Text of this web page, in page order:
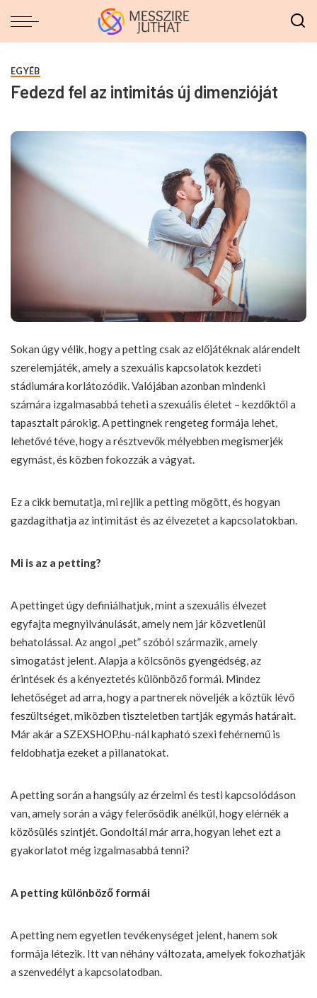
EGYÉB
Fedezd fel az intimitás új dimenzióját
Sokan úgy vélik, hogy a petting csak az előjátéknak alárendelt
szerelemjáték, amely a szexuális kapcsolatok kezdeti
stádiumára korlátozódik. Valójában azonban mindenki
számára izgalmasabbá teheti a szexuális életet – kezdőktől a
tapasztalt párokig. A pettingnek rengeteg formája lehet,
lehetővé téve, hogy a résztvevők mélyebben megismerjék
egymást, és közben fokozzák a vágyat.
Ez a cikk bemutatja, mi rejlik a petting mögött, és hogyan
gazdagíthatja az intimitást és az élvezetet a kapcsolatokban.
Mi is az a petting?
A pettinget úgy definiálhatjuk, mint a szexuális élvezet
egyfajta megnyilvánulását, amely nem jár közvetlenül
behatolással. Az angol „pet” szóból származik, amely
simogatást jelent. Alapja a kölcsönös gyengédség, az
érintések és a kényeztetés különböző formái. Mindez
lehetőséget ad arra, hogy a partnerek növeljék a köztük lévő
feszültséget, miközben tiszteletben tartják egymás határait.
Már akár a SZEXSHOP.hu-nál kapható szexi fehérnemű is
feldobhatja ezeket a pillanatokat.
A petting során a hangsúly az érzelmi és testi kapcsolódáson
van, amely során a vágy felerősödik anélkül, hogy elérnék a
közösülés szintjét. Gondoltál már arra, hogyan lehet ezt a
gyakorlatot még izgalmasabbá tenni?
A petting különböző formái
A petting nem egyetlen tevékenységet jelent, hanem sok
formája létezik. Itt van néhány változata, amelyek fokozhatják
a szenvedélyt a kapcsolatodban.